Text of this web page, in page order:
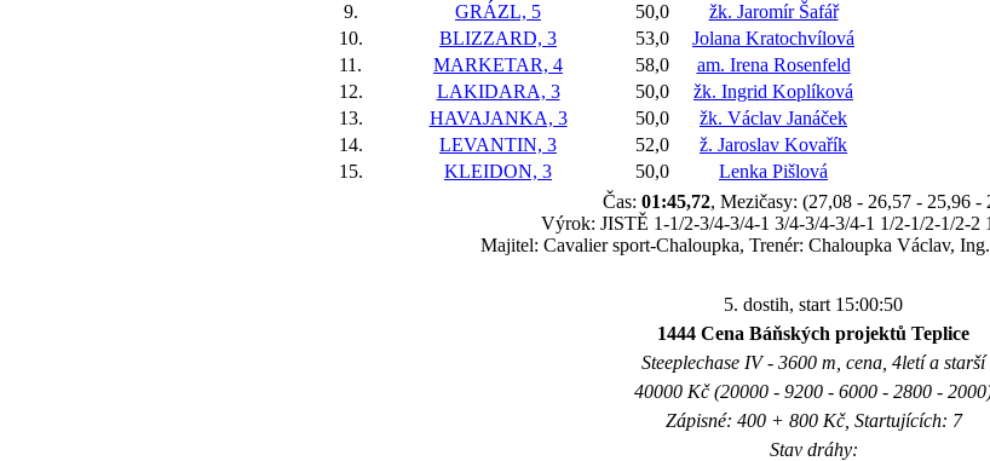
9.
GRÁZL, 5 50,0 žk. Jaromír Šafář
10.
BLIZZARD, 3 53,0 Jolana Kratochvílová
11.
MARKETAR, 4 58,0 am. Irena Rosenfeld
12.
LAKIDARA, 3 50,0 žk. Ingrid Koplíková
13.
HAVAJANKA, 3 50,0 žk. Václav Janáček
14.
LEVANTIN, 3 52,0 ž. Jaroslav Kovařík
15.
KLEIDON, 3 50,0 Lenka Pišlová
Čas: 01:45,72, Mezičasy: (27,08 - 26,57 - 25,96 -
Výrok: JISTĚ 1-1/2-3/4-3/4-1 3/4-3/4-3/4-1 1/2-1/2-1/2-2
Majitel: Cavalier sport-Chaloupka, Trenér: Chaloupka Václav,
5. dostih, start 15:00:50
1444 Cena Báňských projektů Teplice
Steeplechase IV - 3600 m, cena, 4letí a starší
40000 Kč (20000 - 9200 - 6000 - 2800 -
Zápisné: 400 + 800 Kč, Startujících: 7
Stav dráhy: